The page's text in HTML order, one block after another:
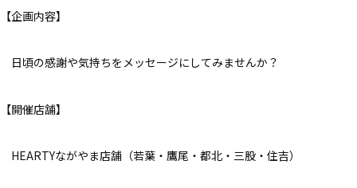
【企画内容】
日頃の感謝や気持ちをメッセージにしてみませんか？
【開催店舗】
HEARTYながやま店舗（若葉・鷹尾・都北・三股・住吉）